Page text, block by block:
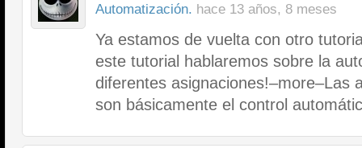
Automatización. hace 13 años, 8 meses
Ya estamos de vuelta con otro
este tutorial hablaremos sobre la
diferentes asignaciones!–more–Las
son básicamente el control